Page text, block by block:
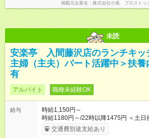
掲載元企業名 株式会社小泉 プロストッ
未読
安楽亭 入間藤沢店のランチキッ
主婦（主夫）パート活躍中＞扶
有
アルバイト 職種未経験OK
給与
時給1,150円～
時給1180円～/22時以降1475円 ＜土日祝時給+50円＞ ※高校生
時給1150円 【試用期間】試用期間あり 試用期間の長さ：12ヶ
月 雇用形態、給与は本採用時と同じ
交通費別途支給あり